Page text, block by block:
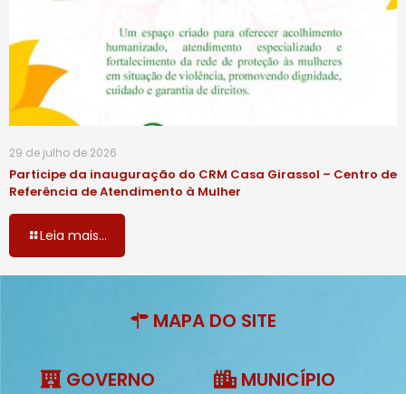
29 de julho de 2026
Participe da inauguração do CRM Casa Girassol – Centro de
Referência de Atendimento à Mulher
Leia mais...
MAPA DO SITE
GOVERNO MUNICÍPIO